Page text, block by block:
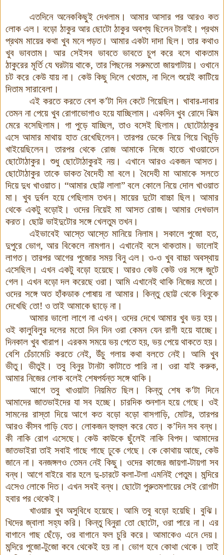
এতদিনে অনেককিছুই দেখলাম । আমার আসার পর আরও কত
লোক এল । বড়ো ঠাকুর আর ছোটো ঠাকুর অবশ্য ছিলেন টানাই। প্রথম
প্রথম মায়ের কথা খুব মনে পড়ত। আমার একটা দাদা ছিল। তার কথাও
খুব ভাবতাম । আর সেইসব ভাবতে ভাবতে চুপ করে বসে থাকতাম
ঠাকুরের মূর্তি যে ঘরটায় থাকে,তার পিছনের সরুমতো জায়গাটায়। ওখানে
চট করে কেউ যায় না । কেউ কিছু দিলে খেতাম,না দিলে শুয়েই কাটিয়ে
দিতাম সারাবেলা ।
এই করতে করতে বেশ ক’টা দিন কেটে গিয়েছিল । খাবার-দাবার
তেমন না পেয়ে খুব রোগাভোগাও হয়ে যাচ্ছিলাম । একদিন খুব রোদে ঝিম
মেরে বসেছিলাম। গা পুড়ে যাচ্ছিল,তাও বসেই ছিলাম । ছোটোঠাকুর
এসে আমার মাথায় হাত রেখেছিলেন। তারপর ডেকে নিয়ে গিয়ে খিচুড়ি
খাইয়েছিলেন। তারপর থেকে রোজ আমাকে নিজে হাতে খাওয়াতেন
ছোটোঠাকুর । শুধু ছোটোঠাকুরই নয়। এখানে আরও একজন আসত।
ছোটোঠাকুর তাকে ডাকত বৈদেহী মা বলে। বৈদেহী মা আমাকে সলতে
দিয়ে দুধ খাওয়াত। “আমার ছোট্ট লালা”বলে কোলে নিয়ে দোল খাওয়াত
মা । খুব দুর্বল হয়ে গেছিলাম তখন। মায়ের দুটো বাচ্চা ছিল। আমার
থেকে একটু বড়োই । ওদের নিয়েই মা আসত রোজ। আমার দেখভাল
করত। ছোট্ট ভাইদুটোর সঙ্গে খেলতুম তখন।
এইভাবেই আস্তে আস্তে মানিয়ে নিলাম। সকালে পুজো হত,
দুপুরে ভোগ,আর বিকেলে নামগান। এখানেই বসে থাকতাম। ভালোই
লাগত। তারপর আগের পুজোর সময় বিনু এল । ও-ও খুব বাচ্চা অবস্থায়
এসেছিল । এখন একটু বড়ো হয়েছে । আরও কেউ কেউ ওর সঙ্গে জুটে
গেল । এখন বড়ো দল করেছে ওরা । আমি এখানেই থাকি নিজের মতো ।
ওদের সঙ্গে অত হাঁকডাক পোষায় না আমার। কিন্তু ছোট্ট থেকে বিনুকে
দেখেছি তো! ও তাই আমাকে ছাড়ে না ।
আমার ভালো লাগে না এখন। ওদের দেখে আমার খুব ভয় হয়।
ওই কালুবিলুর দলের মতো দিন দিন ওরা কেমন যেন রাগী হয়ে যাচ্ছে।
দিনকাল খুব খারাপ। এরকম সময়ে ভয় পেতে হয়, ভয় পেয়ে থাকতে হয়।
বেশি চেঁচামেচি করতে নেই,উঁচু গলায় কথা বলতে নেই। আমি খুব
ভীতু। ভীতুই। তবু বিনুর টানটা কাটাতে পারি না । ওরা যাই করুক,
আমার নিজের লোক বলেই শেষপর্যন্ত সঙ্গে থাকি ।
আগে তবু খাওয়াটা নিয়মিত ছিল । কিন্তু শেষ ক’টা দিনে
আমাদের জাতভাইদের যা সব হচ্ছে। চারদিক শুনশান হয়ে গেছে । ওই
সামনের রাস্তা দিয়ে আগে কত বড়ো বড়ো বাসগাড়ি,মোটর,তারপর
আরও কীসব গাড়ি যেত। লোকজন হুলহুল করে যেত। ক’দিন সব বন্ধ।
কী নাকি রোগ এসেছে। কেউ কাউকে ছুঁলেই নাকি বিপদ। আমাদের
জাতভাইরা তাই সবাই গাছে গাছে ঢুকে গেছে। কে কোথায় আছে,কেউ
জানে না । বনজঙ্গলও তেমন নেই কিছু । ওদের কাজের জায়গা-টায়গা সব
বন্ধ। আগে বাইরে বার হলে দু-চারটে কলা-টলা এমনিই পেতুম। মন্দিরে
এসেও লোকে দিত। এখন সবই বন্ধ। ছোটো পুরুতমশায়ের সেই রোগটা
হবার পর থেকেই ।
খাওয়ার খুব অসুবিধে হয়েছে । আমি তবু বড়ো হয়েছি। বুঝি ।
খিদের জ্বালা সহ্য করি । কিন্তু বিনুরা তো ছোটো, ওরা পারে না। এর
বাগানে গাছ ছেঁড়ে, ওর বাগানে ফল চুরি করে। আমাকেও এনে দেয়।
মন্দিরে পুজো-টুজো কবে থেকেই হয় না। ভোগ হবে কোথা থেকে। তাই